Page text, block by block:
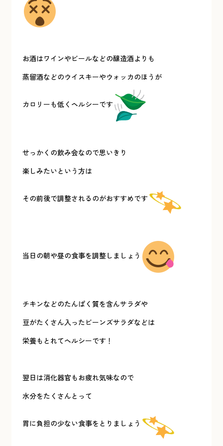
お酒はワインやビールなどの醸造酒よりも
蒸留酒などのウイスキーやウォッカのほうが
カロリーも低くヘルシーです
せっかくの飲み会なので思いきり
楽しみたいという方は
その前後で調整されるのがおすすめです
当日の朝や昼の食事を調整しましょう
チキンなどのたんぱく質を含んサラダや
豆がたくさん入ったビーンズサラダなどは
栄養もとれてヘルシーです！
翌日は消化器官もお疲れ気味なので
水分をたくさんとって
胃に負担の少ない食事をとりましょう